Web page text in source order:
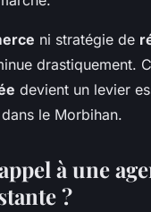
ni stratégie de
drastiquement.
devient un levier
le Morbihan.
à une
?